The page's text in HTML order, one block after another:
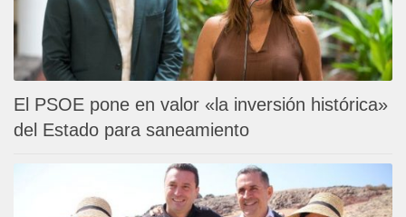
El PSOE pone en valor «la inversión histórica»
del Estado para saneamiento